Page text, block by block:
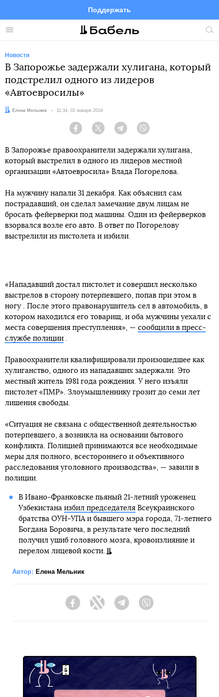
Меню
Поддержать
FacebookTelegramTwitter
Новости
В Запорожье задержали хулигана, который
подстрелил одного из лидеров
«Автоевросилы»
Автор:Елена Мельник Дата:
11:34, 02 января 2019
Facebook Twitter Telegram
В Запорожье правоохранители задержали хулигана,
который выстрелил в одного из лидеров местной
организации «Автоевросила» Влада Погорелова.
На мужчину напали 31 декабря. Как объяснил сам
пострадавший, он сделал замечание двум лицам не
бросать фейерверки под машины. Один из фейерверков
взорвался возле его авто. В ответ по Погорелову
выстрелили из пистолета и избили.
«Нападавший достал пистолет и совершил несколько
выстрелов в сторону потерпевшего, попав при этом в
ногу . После этого правонарушитель сел в автомобиль, в
котором находился его товарищ, и оба мужчины уехали с
места совершения преступления», — сообщили в пресс-
службе полиции .
Правоохранители квалифицировали произошедшее как
хулиганство, одного из нападавших задержали. Это
местный житель 1981 года рождения. У него изъяли
пистолет «ПМР». Злоумышленнику грозит до семи лет
лишения свободы.
«Ситуация не связана с общественной деятельностью
потерпевшего, а возникла на основании бытового
конфликта. Полицией принимаются все необходимые
меры для полного, всестороннего и объективного
расследования уголовного производства», — завили в
полиции.
В Ивано-Франковске пьяный 21-летний уроженец
Узбекистана избил председателяВсеукраинского
братства ОУН-УПА и бывшего мэра города, 71-летнего
Богдана Боровича, в результате чего последний
получил ушиб головного мозга, кровоизлияние и
перелом лицевой кости.
Автор: Елена Мельник
FacebookTwitter Telegram